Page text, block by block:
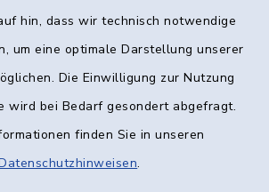
hin, dass wir technisch notwendige
um eine optimale Darstellung unserer
Die Einwilligung zur Nutzung
wird bei Bedarf gesondert abgefragt.
finden Sie in unseren
.
Kontakt
Datenschutz